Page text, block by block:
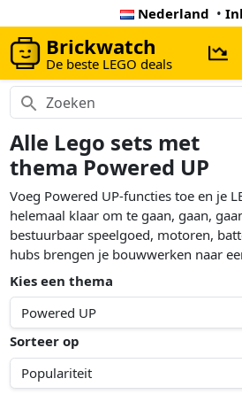
Nederland •
Brickwatch
De beste LEGO deals
Alle Lego sets met
thema Powered UP
Voeg Powered UP-functies toe en je
helemaal klaar om te gaan, gaan,
bestuurbaar speelgoed, motoren,
hubs brengen je bouwwerken naar
Kies een thema
Sorteer op